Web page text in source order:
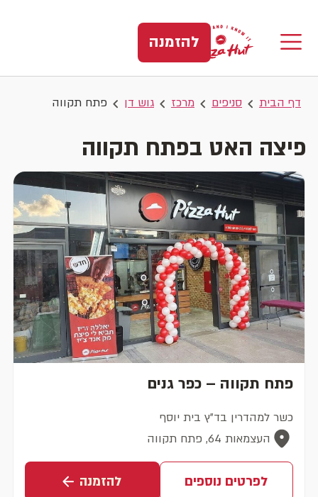
להזמנה
דף הבית סניפים מרכז גוש דן פתח תקווה
פיצה האט בפתח תקווה
פתח תקווה – כפר גנים
כשר למהדרין בד"ץ בית יוסף
העצמאות 64, פתח תקווה
לפרטים נוספים להזמנה